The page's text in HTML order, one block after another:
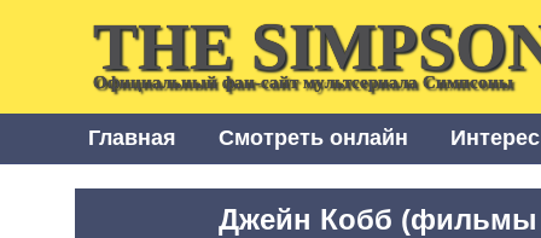
THE
Официальный фан-сайт мультсериала Симпсоны
Главная Смотреть онлайн
Джейн Кобб (фильмы